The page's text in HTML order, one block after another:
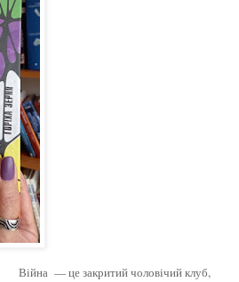
Війна — це закритий чоловічий клуб,